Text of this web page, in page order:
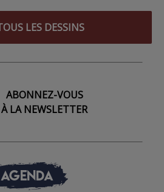
LES DESSINS
ABONNEZ-VOUS
À LA NEWSLETTER
AGENDA